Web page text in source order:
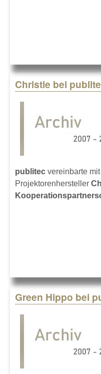
Christie bei
publitec vereinbarte
Projektorenhersteller
Green Hippo bei